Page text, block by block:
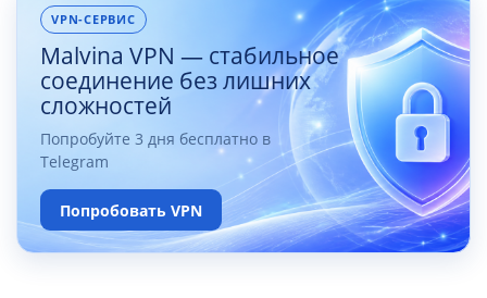
VPN-СЕРВИС
Malvina VPN — стабильное
соединение без лишних
сложностей
Попробуйте 3 дня бесплатно в
Telegram
Попробовать VPN